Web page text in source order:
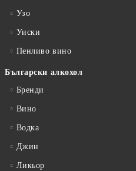
Узо
Уиски
Пенливо вино
Български алкохол
Бренди
Вино
Водка
Джин
Ликьор